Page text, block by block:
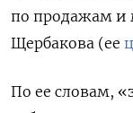
по продажам и
Щербакова (ее
По ее словам,